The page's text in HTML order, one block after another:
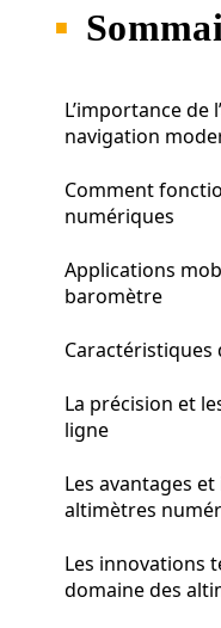
L’importance de
navigation
Comment
numériques
Applications
baromètre
Caractéristiques
La précision et
ligne
Les avantages
altimètres
Les innovations
domaine des